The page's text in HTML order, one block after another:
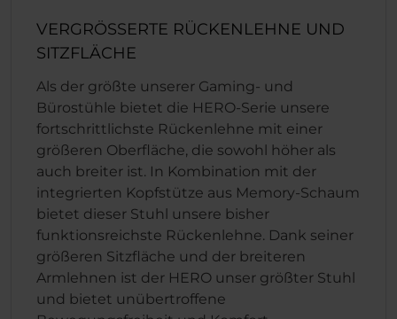
VERGRÖSSERTE RÜCKENLEHNE UND
SITZFLÄCHE
Als der größte unserer Gaming- und
Bürostühle bietet die HERO-Serie unsere
fortschrittlichste Rückenlehne mit einer
größeren Oberfläche, die sowohl höher als
auch breiter ist. In Kombination mit der
integrierten Kopfstütze aus Memory-Schaum
bietet dieser Stuhl unsere bisher
funktionsreichste Rückenlehne. Dank seiner
größeren Sitzfläche und der breiteren
Armlehnen ist der HERO unser größter Stuhl
und bietet unübertroffene